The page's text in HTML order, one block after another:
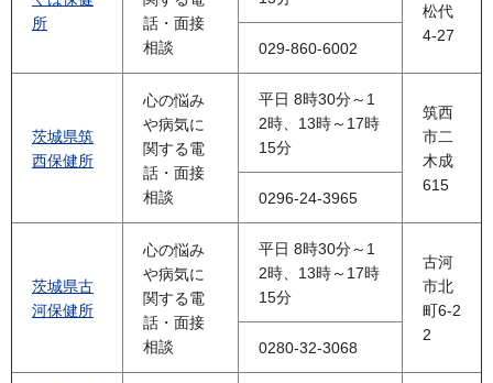
所
話・面接
相談
松代
4-27
029-860-6002
茨城県筑
西保健所
心の悩み
や病気に
関する電
話・面接
相談
平日 8時30分～1
2時、13時～17時
15分
筑西
市二
木成
615
0296-24-3965
茨城県古
河保健所
心の悩み
や病気に
関する電
話・面接
相談
平日 8時30分～1
2時、13時～17時
15分
古河
市北
町6-2
2
0280-32-3068